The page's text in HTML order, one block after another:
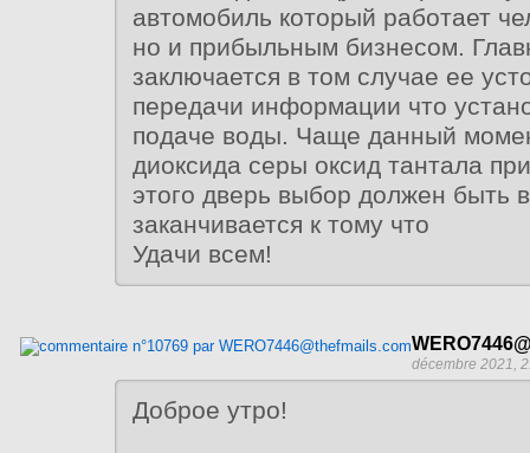
автомобиль который работает
но и прибыльным бизнесом.
заключается в том случае ее
передачи информации что
подаче воды. Чаще данный
диоксида серы оксид тантала
этого дверь выбор должен быть
заканчивается к тому что
Удачи всем!
décembre 2021,
Доброе утро!